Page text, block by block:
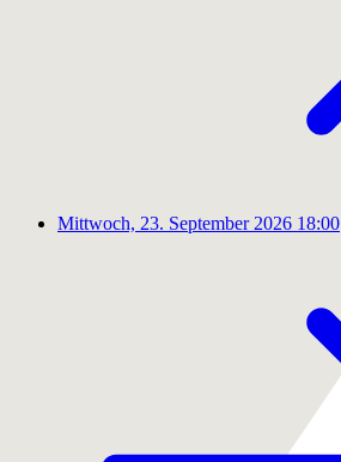
Mittwoch, 23. September 2026 18:00